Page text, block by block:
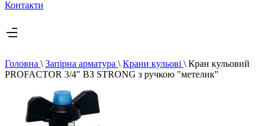
Контакти
Головна \ Запірна арматура \ Крани кульові \ Кран кульовий
PROFACTOR 3/4" ВЗ STRONG з ручкою "метелик"